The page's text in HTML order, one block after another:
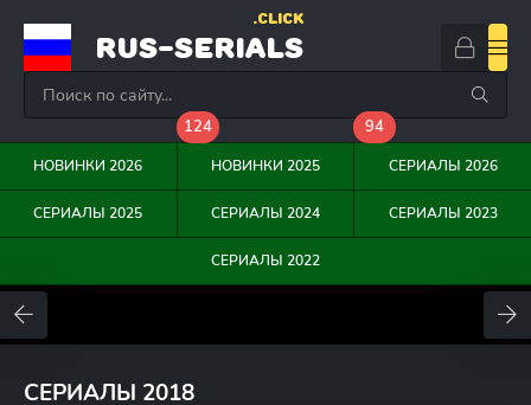
RUS-SERIALS
.CLICK
НОВИНКИ 2026
124
НОВИНКИ 2025
94
СЕРИАЛЫ 2026
СЕРИАЛЫ 2025 СЕРИАЛЫ 2024 СЕРИАЛЫ 2023
СЕРИАЛЫ 2022
0
СЕРИАЛЫ 2018